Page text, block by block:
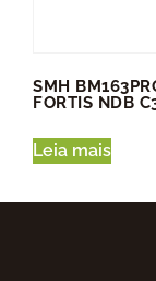
SMH
FORTIS NDB
Leia mais